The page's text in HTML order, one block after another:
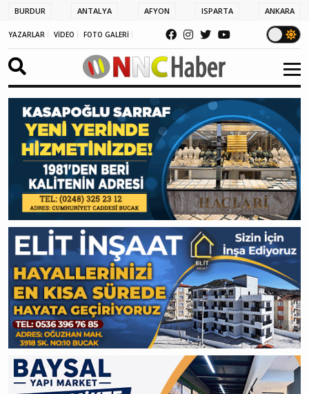
BURDUR ANTALYA AFYON ISPARTA ANKARA
YAZARLAR VİDEO FOTO GALERİ